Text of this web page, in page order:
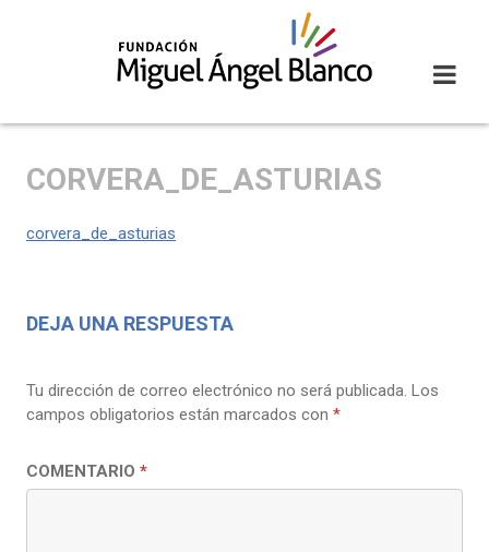
CORVERA_DE_ASTURIAS
corvera_de_asturias
DEJA UNA RESPUESTA
Tu dirección de correo electrónico no será publicada. Los
campos obligatorios están marcados con *
COMENTARIO *